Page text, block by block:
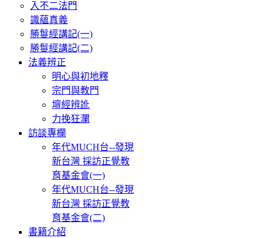
入不二法門
識蘊真義
勝鬘經講記(一)
勝鬘經講記(二)
法義辨正
明心與初地釋
宗門與教門
壇經辨訛
力挽狂瀾
訪談專欄
年代MUCH台--發現
新台灣 採訪正覺教
育基金會(一)
年代MUCH台--發現
新台灣 採訪正覺教
育基金會(二)
書籍介紹